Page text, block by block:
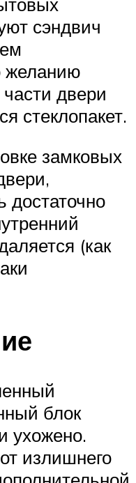
сэндвич
желанию
двери
стеклопакет.
замковых
достаточно
(как
блок
ухожено.
излишнего